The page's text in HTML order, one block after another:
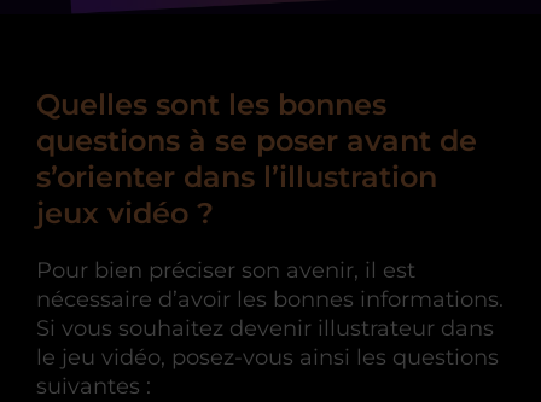
Quelles sont les bonnes
questions à se poser avant de
s’orienter dans l’illustration
jeux vidéo ?
Pour bien préciser son avenir, il est
nécessaire d’avoir les bonnes informations.
Si vous souhaitez devenir illustrateur dans
le jeu vidéo, posez-vous ainsi les questions
suivantes :